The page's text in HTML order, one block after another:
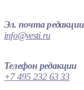
Эл. почта редакции
info@vesti.ru
Телефон редакции
+7 495 232 63 33